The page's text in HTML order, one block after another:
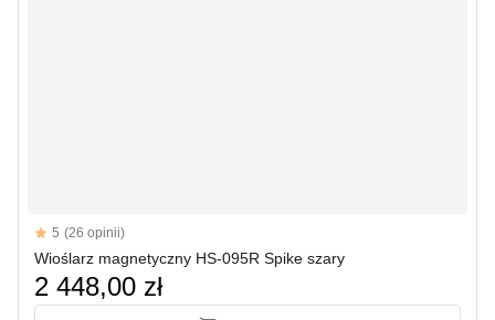
Reviews
5 out of 5 stars
5 (26 opinii)
Wioślarz magnetyczny HS-095R Spike szary
2 448,00 zł